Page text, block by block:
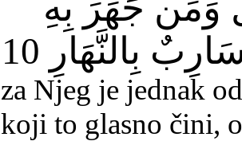
وَمَن جَهَرَ بِهِ
بِالنَّهَارِ 10
za Njeg je jednak
koji to glasno čini,